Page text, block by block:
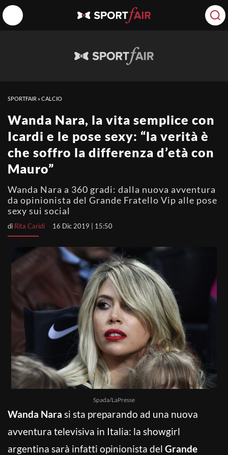
SPORTFAIR »CALCIO
Wanda Nara, la vita semplice con
Icardi e le pose sexy: “la verità è
che soffro la differenza d’età con
Mauro”
Wanda Nara a 360 gradi: dalla nuova avventura
da opinionista del Grande Fratello Vip alle pose
sexy sui social
di Rita Caridi 16 Dic 2019 | 15:50
Spada/LaPresse
Wanda Nara si sta preparando ad una nuova
avventura televisiva in Italia: la showgirl
argentina sarà infatti opinionista del Grande